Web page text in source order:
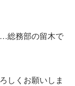
務部の留木で
しくお願いしま